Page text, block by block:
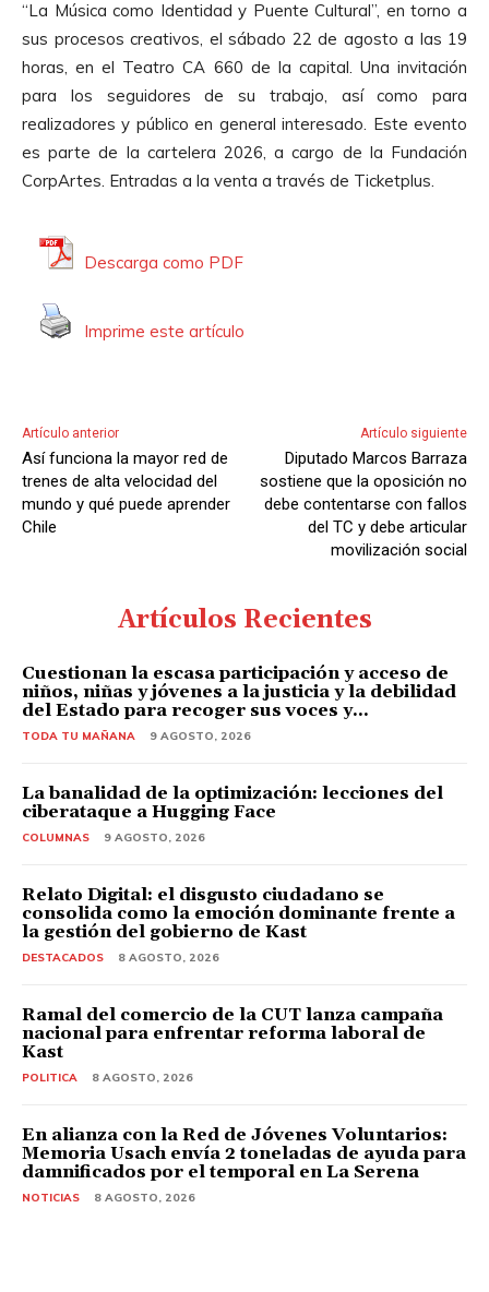
“La Música como Identidad y Puente Cultural”, en torno a
sus procesos creativos, el sábado 22 de agosto a las 19
horas, en el Teatro CA 660 de la capital. Una invitación
para los seguidores de su trabajo, así como para
realizadores y público en general interesado. Este evento
es parte de la cartelera 2026, a cargo de la Fundación
CorpArtes. Entradas a la venta a través de Ticketplus.
Descarga como PDF
Imprime este artículo
Artículo anterior
Así funciona la mayor red de
trenes de alta velocidad del
mundo y qué puede aprender
Chile
Artículo siguiente
Diputado Marcos Barraza
sostiene que la oposición no
debe contentarse con fallos
del TC y debe articular
movilización social
Artículos Recientes
Cuestionan la escasa participación y acceso de
niños, niñas y jóvenes a la justicia y la debilidad
del Estado para recoger sus voces y...
TODA TU MAÑANA 9 AGOSTO, 2026
La banalidad de la optimización: lecciones del
ciberataque a Hugging Face
COLUMNAS 9 AGOSTO, 2026
Relato Digital: el disgusto ciudadano se
consolida como la emoción dominante frente a
la gestión del gobierno de Kast
DESTACADOS 8 AGOSTO, 2026
Ramal del comercio de la CUT lanza campaña
nacional para enfrentar reforma laboral de
Kast
POLITICA 8 AGOSTO, 2026
En alianza con la Red de Jóvenes Voluntarios:
Memoria Usach envía 2 toneladas de ayuda para
damnificados por el temporal en La Serena
NOTICIAS 8 AGOSTO, 2026